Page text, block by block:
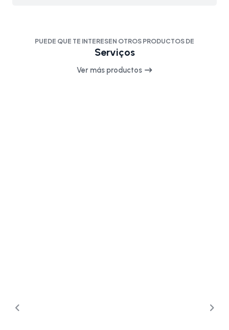
PUEDE QUE TE INTERESEN OTROS PRODUCTOS DE
Serviços
Ver más productos